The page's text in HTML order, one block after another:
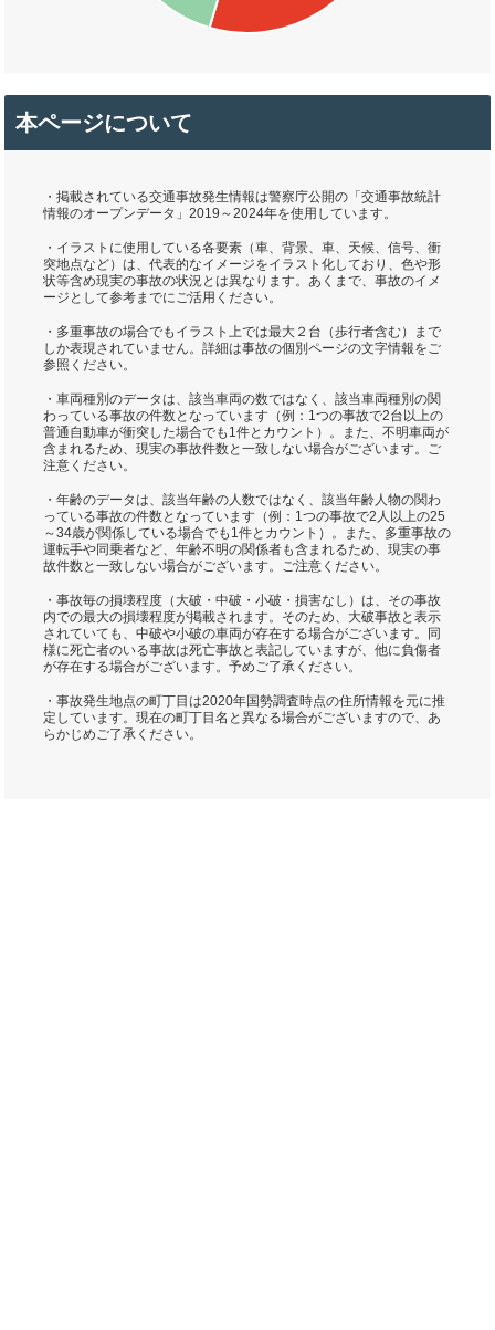
本ページについて
・掲載されている交通事故発生情報は警察庁公開の「交通事故統計
情報のオープンデータ」2019～2024年を使用しています。
・イラストに使用している各要素（車、背景、車、天候、信号、衝
突地点など）は、代表的なイメージをイラスト化しており、色や形
状等含め現実の事故の状況とは異なります。あくまで、事故のイメ
ージとして参考までにご活用ください。
・多重事故の場合でもイラスト上では最大２台（歩行者含む）まで
しか表現されていません。詳細は事故の個別ページの文字情報をご
参照ください。
・車両種別のデータは、該当車両の数ではなく、該当車両種別の関
わっている事故の件数となっています（例：1つの事故で2台以上の
普通自動車が衝突した場合でも1件とカウント）。また、不明車両が
含まれるため、現実の事故件数と一致しない場合がございます。ご
注意ください。
・年齢のデータは、該当年齢の人数ではなく、該当年齢人物の関わ
っている事故の件数となっています（例：1つの事故で2人以上の25
～34歳が関係している場合でも1件とカウント）。また、多重事故の
運転手や同乗者など、年齢不明の関係者も含まれるため、現実の事
故件数と一致しない場合がございます。ご注意ください。
・事故毎の損壊程度（大破・中破・小破・損害なし）は、その事故
内での最大の損壊程度が掲載されます。そのため、大破事故と表示
されていても、中破や小破の車両が存在する場合がございます。同
様に死亡者のいる事故は死亡事故と表記していますが、他に負傷者
が存在する場合がございます。予めご了承ください。
・事故発生地点の町丁目は2020年国勢調査時点の住所情報を元に推
定しています。現在の町丁目名と異なる場合がございますので、あ
らかじめご了承ください。